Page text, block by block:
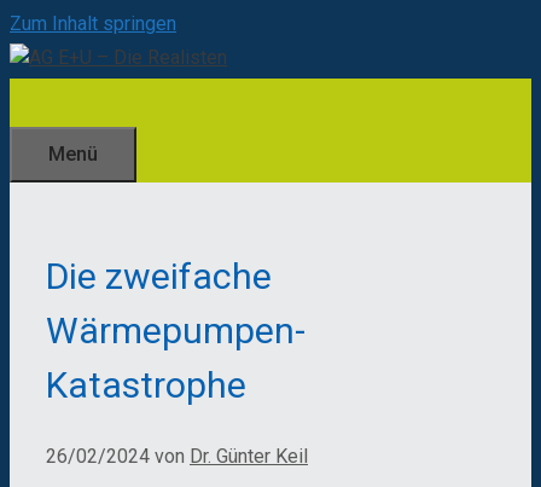
Zum Inhalt springen
Menü
Die zweifache
Wärmepumpen-
Katastrophe
26/02/2024 von Dr. Günter Keil